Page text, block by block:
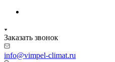
Заказать звонок
info@vimpel-climat.ru